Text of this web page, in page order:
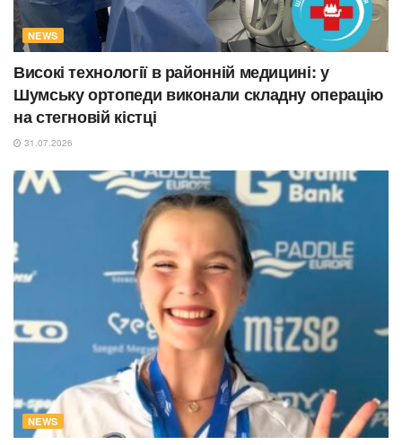
NEWS
Високі технології в районній медицині: у
Шумську ортопеди виконали складну операцію
на стегновій кістці
31.07.2026
NEWS